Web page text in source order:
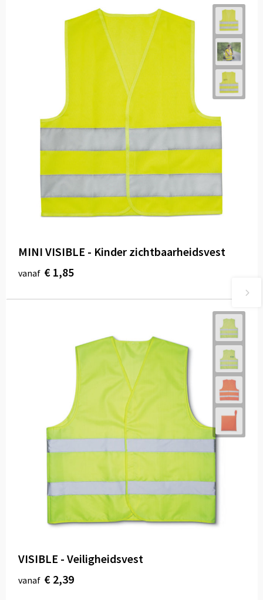
MINI VISIBLE - Kinder zichtbaarheidsvest
vanaf € 1,85
VISIBLE - Veiligheidsvest
vanaf € 2,39